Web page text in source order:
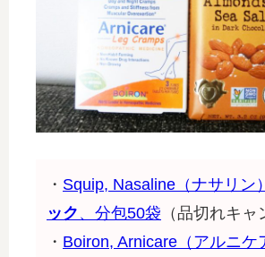
・ Squip, Nasaline（ナサリン
ック 、分包50袋 （品切れキャ
・ Boiron, Arnicare（アルニケ